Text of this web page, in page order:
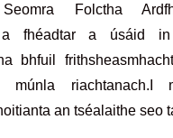
Folctha
fhéadtar a úsáid in
bhfuil
riachtanach.I
an tséalaithe seo